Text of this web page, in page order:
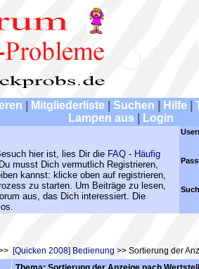
Mitgliederliste Suchen Hilfe
Lampen aus
Login
hier ist, lies Dir die FAQ - Häufig
musst Dich vermutlich Registrieren,
kannst: klicke oben auf registrieren,
zu starten. Um Beiträge zu lesen,
aus, das Dich interessiert. Die
[Quicken 2008] Bedienung >> Sortierung der